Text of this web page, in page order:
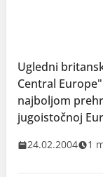
Ugledni
Central
najboljom
jugoistočnoj
24.02.2004 1